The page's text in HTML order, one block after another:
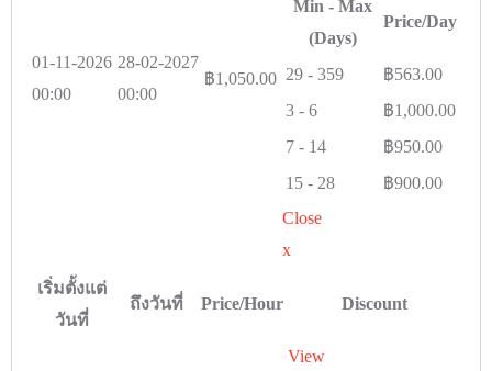
01-11-2026
00:00
28-02-2027
00:00
฿1,050.00
Min - Max
(Days)
Price/Day
29 - 359 ฿563.00
3 - 6 ฿1,000.00
7 - 14 ฿950.00
15 - 28 ฿900.00
Close
x
เริ่มตั้งแต่
วันที่
ถึงวันที่ Price/Hour Discount
View